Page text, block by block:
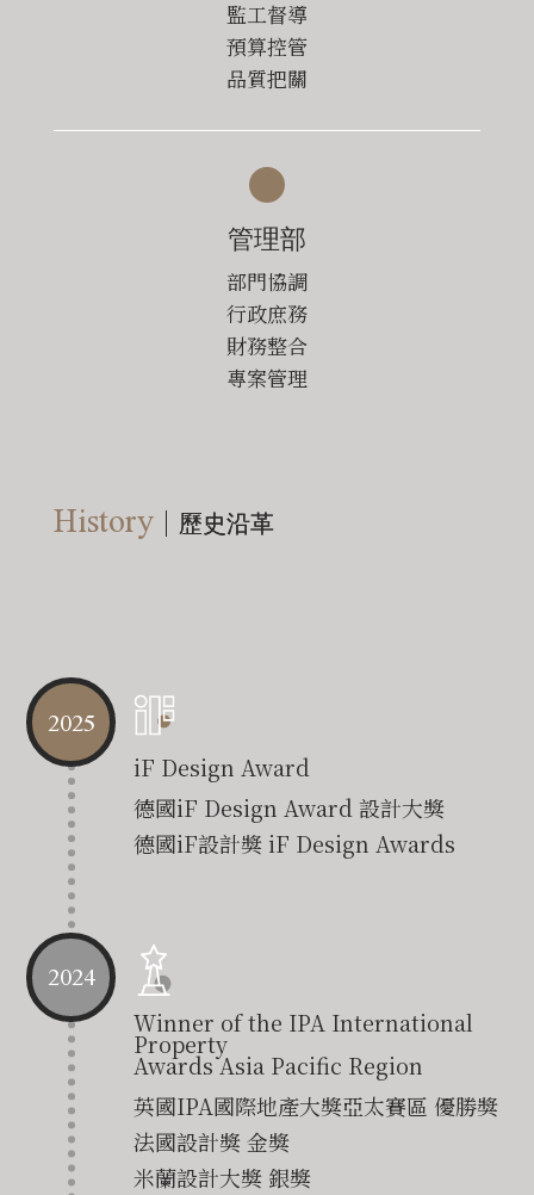
監工督導
預算控管
品質把關
管理部
部門協調
行政庶務
財務整合
專案管理
History 歷史沿革
2025
iF Design Award
德國iF Design Award 設計大獎
德國iF設計獎 iF Design Awards
Winner of the IPA International
Property
Awards Asia Pacific Region
英國IPA國際地產大獎亞太賽區 優勝獎
法國設計獎 金獎
米蘭設計大獎 銀獎
2024